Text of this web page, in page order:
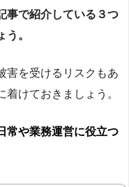
事で紹介している３つ
。
害を受けるリスクもあ
けておきましょう。
常や業務運営に役立つ